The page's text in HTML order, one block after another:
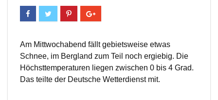
Am Mittwochabend fällt gebietsweise etwas
Schnee, im Bergland zum Teil noch ergiebig. Die
Höchsttemperaturen liegen zwischen 0 bis 4 Grad.
Das teilte der Deutsche Wetterdienst mit.